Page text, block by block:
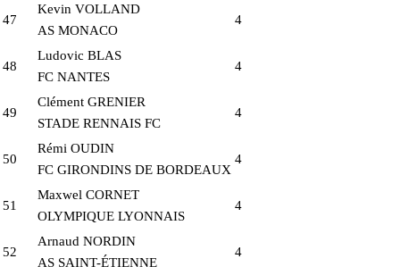
47
Kevin VOLLAND
AS MONACO
4
48
Ludovic BLAS
FC NANTES
4
49
Clément GRENIER
STADE RENNAIS FC
4
50
Rémi OUDIN
FC GIRONDINS DE BORDEAUX
4
51
Maxwel CORNET
OLYMPIQUE LYONNAIS
4
52
Arnaud NORDIN
AS SAINT-ÉTIENNE
4